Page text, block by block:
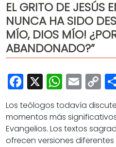
Capital
Policíaca
Cultura
Opinión
EL GRITO DE JESÚS
NUNCA HA SIDO
MÍO, DIOS MÍO!
ABANDONADO?”
Facebook
X
Los teólogos todavía
momentos más
Evangelios. Los textos
ofrecen versiones diferentes